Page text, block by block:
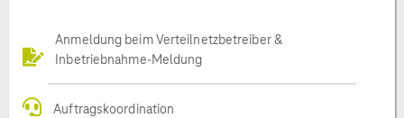
Anmeldung beim Verteilnetzbetreiber &
Inbetriebnahme-Meldung
Auftragskoordination